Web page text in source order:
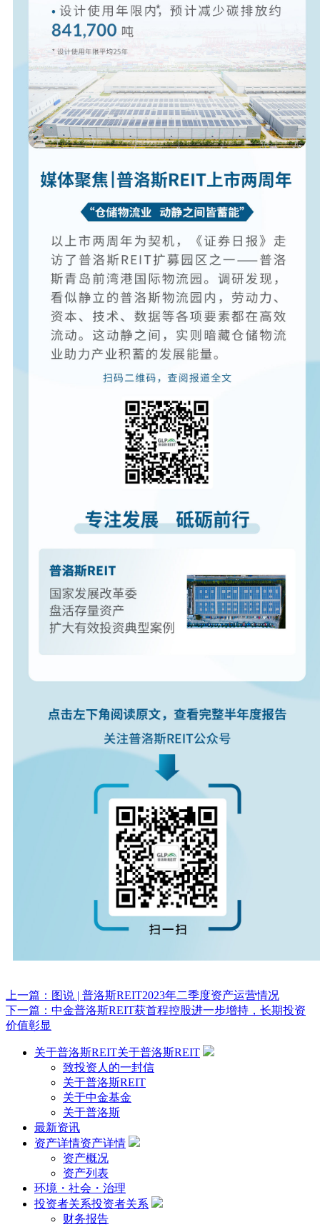
上一篇： 图说 | 普洛斯REIT2023年二季度资产运营情况
下一篇： 中金普洛斯REIT获首程控股进一步增持，长期投资
价值彰显
关于普洛斯REIT关于普洛斯REIT
致投资人的一封信
关于普洛斯REIT
关于中金基金
关于普洛斯
最新资讯
资产详情资产详情
资产概况
资产列表
环境・社会・治理
投资者关系投资者关系
财务报告